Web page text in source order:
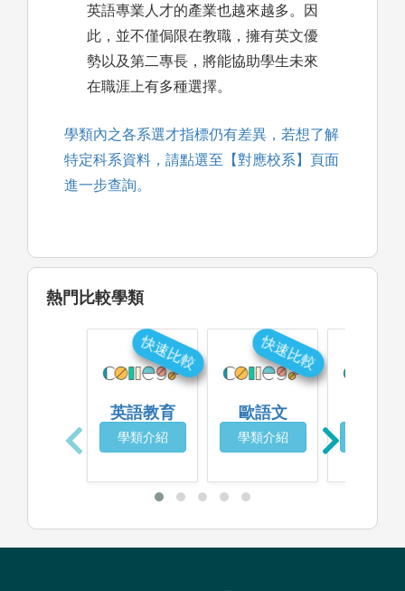
英語專業人才的產業也越來越多。因
此，並不僅侷限在教職，擁有英文優
勢以及第二專長，將能協助學生未來
在職涯上有多種選擇。
學類內之各系選才指標仍有差異，若想了解
特定科系資料，請點選至【對應校系】頁面
進一步查詢。
熱門比較學類
英語教育
學類介紹
快速比較
歐語文
學類介紹
快速比較